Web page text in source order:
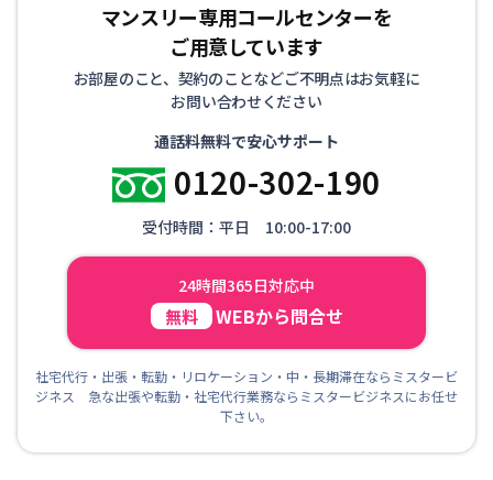
マンスリー専用コールセンターを
ご用意しています
お部屋のこと、契約のことなどご不明点はお気軽に
お問い合わせください
通話料無料で安心サポート
0120-302-190
受付時間：平日 10:00-17:00
24時間365日対応中
無料 WEBから問合せ
社宅代行・出張・転勤・リロケーション・中・長期滞在ならミスタービ
ジネス 急な出張や転勤・社宅代行業務ならミスタービジネスにお任せ
下さい。